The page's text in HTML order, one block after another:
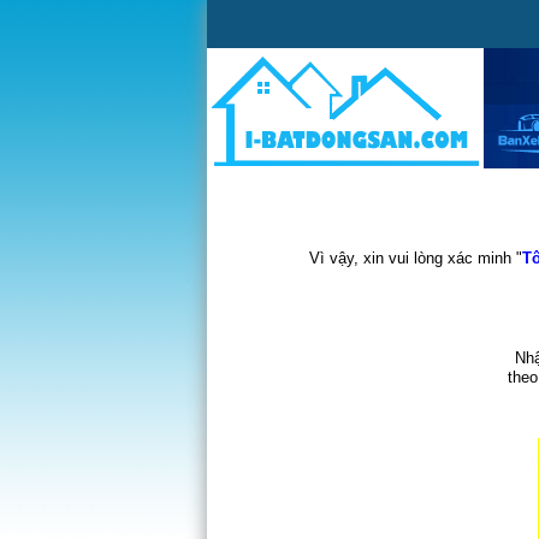
Vì vậy, xin vui lòng xác minh "